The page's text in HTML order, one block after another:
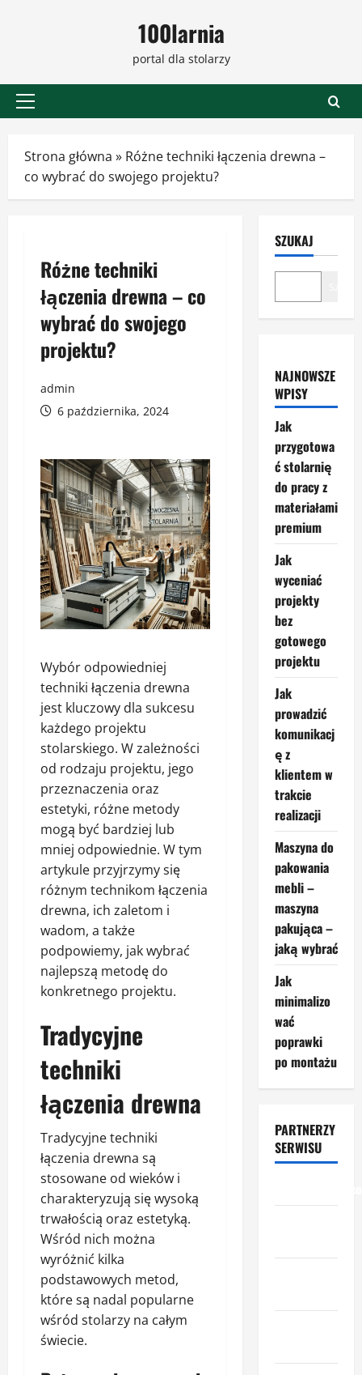
100larnia
portal dla stolarzy
Menu
Strona główna » Różne techniki łączenia drewna –
co wybrać do swojego projektu?
Różne techniki
łączenia drewna – co
wybrać do swojego
projektu?
admin
6 października, 2024
Wybór odpowiedniej
techniki łączenia drewna
jest kluczowy dla sukcesu
każdego projektu
stolarskiego. W zależności
od rodzaju projektu, jego
przeznaczenia oraz
estetyki, różne metody
mogą być bardziej lub
mniej odpowiednie. W tym
artykule przyjrzymy się
różnym technikom łączenia
drewna, ich zaletom i
wadom, a także
podpowiemy, jak wybrać
najlepszą metodę do
konkretnego projektu.
Tradycyjne
techniki
łączenia drewna
Tradycyjne techniki
łączenia drewna są
stosowane od wieków i
charakteryzują się wysoką
trwałością oraz estetyką.
Wśród nich można
wyróżnić kilka
podstawowych metod,
które są nadal popularne
wśród stolarzy na całym
świecie.
SZUKAJ
NAJNOWSZE
WPISY
Jak
przygotowa
ć stolarnię
do pracy z
materiałami
premium
Jak
wyceniać
projekty
bez
gotowego
projektu
Jak
prowadzić
komunikacj
ę z
klientem w
trakcie
realizacji
Maszyna do
pakowania
mebli –
maszyna
pakująca –
jaką wybrać
Jak
minimalizo
wać
poprawki
po montażu
PARTNERZY
SERWISU